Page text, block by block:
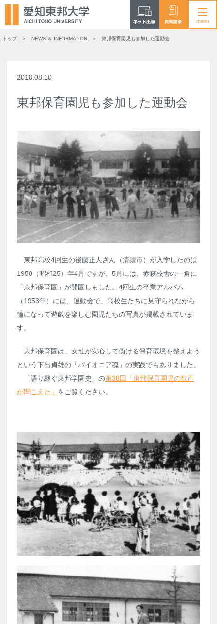
トップ NEWS ＆ INFORMATION 東邦保育園児も参加した運動会
2018.08.10
東邦保育園児も参加した運動会
東邦高校4回生の後藤正人さん（清須市）が入学したのは
1950（昭和25）年4月ですが、5月には、赤萩校舎の一角に
「東邦保育園」が開園しました。4回生の卒業アルバム
（1953年）には、運動会で、高校生たちに見守られながら
輪になって遊戯を楽しむ園児たちの写真が掲載されていま
す。
東邦保育園は、女性が安心して働ける保育環境を整えよう
という下出貞雄の「パイオニア魂」の実践でもありました。
「語り継ぐ東邦学園史」の第38回「東邦保育園児の歓声
が聞こえた」 をご覧ください。